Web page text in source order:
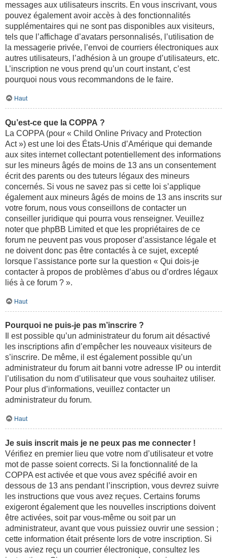
messages aux utilisateurs inscrits. En vous inscrivant, vous
pouvez également avoir accès à des fonctionnalités
supplémentaires qui ne sont pas disponibles aux visiteurs,
tels que l’affichage d’avatars personnalisés, l’utilisation de
la messagerie privée, l’envoi de courriers électroniques aux
autres utilisateurs, l’adhésion à un groupe d’utilisateurs, etc.
L’inscription ne vous prend qu’un court instant, c’est
pourquoi nous vous recommandons de le faire.
Haut
Qu’est-ce que la COPPA ?
La COPPA (pour « Child Online Privacy and Protection
Act ») est une loi des États-Unis d’Amérique qui demande
aux sites internet collectant potentiellement des informations
sur les mineurs âgés de moins de 13 ans un consentement
écrit des parents ou des tuteurs légaux des mineurs
concernés. Si vous ne savez pas si cette loi s’applique
également aux mineurs âgés de moins de 13 ans inscrits sur
votre forum, nous vous conseillons de contacter un
conseiller juridique qui pourra vous renseigner. Veuillez
noter que phpBB Limited et que les propriétaires de ce
forum ne peuvent pas vous proposer d’assistance légale et
ne doivent donc pas être contactés à ce sujet, excepté
lorsque l’assistance porte sur la question « Qui dois-je
contacter à propos de problèmes d’abus ou d’ordres légaux
liés à ce forum ? ».
Haut
Pourquoi ne puis-je pas m’inscrire ?
Il est possible qu’un administrateur du forum ait désactivé
les inscriptions afin d’empêcher les nouveaux visiteurs de
s’inscrire. De même, il est également possible qu’un
administrateur du forum ait banni votre adresse IP ou interdit
l’utilisation du nom d’utilisateur que vous souhaitez utiliser.
Pour plus d’informations, veuillez contacter un
administrateur du forum.
Haut
Je suis inscrit mais je ne peux pas me connecter !
Vérifiez en premier lieu que votre nom d’utilisateur et votre
mot de passe soient corrects. Si la fonctionnalité de la
COPPA est activée et que vous avez spécifié avoir en
dessous de 13 ans pendant l’inscription, vous devrez suivre
les instructions que vous avez reçues. Certains forums
exigeront également que les nouvelles inscriptions doivent
être activées, soit par vous-même ou soit par un
administrateur, avant que vous puissiez ouvrir une session ;
cette information était présente lors de votre inscription. Si
vous aviez reçu un courrier électronique, consultez les